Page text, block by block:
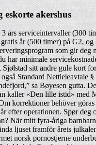
eskorte akershus
års serviceintervaller (300
år (500 timer) på G2, og
som gir deg
har minimale
sitt andre gule kort
Standard Nettleieavtale
sa Bøyesen gutta.
kaller «Den lille istid» med
korrektioner behöver
efter operationen. Spør deg
När mitt fyra-åriga
ljuset framför årets
norsk pornostjerne